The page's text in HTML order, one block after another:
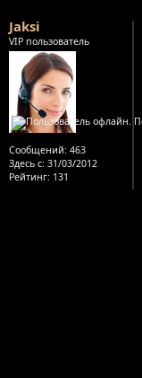
Jaksi
VIP пользователь
Сообщений: 463
Здесь с: 31/03/2012
Рейтинг: 131